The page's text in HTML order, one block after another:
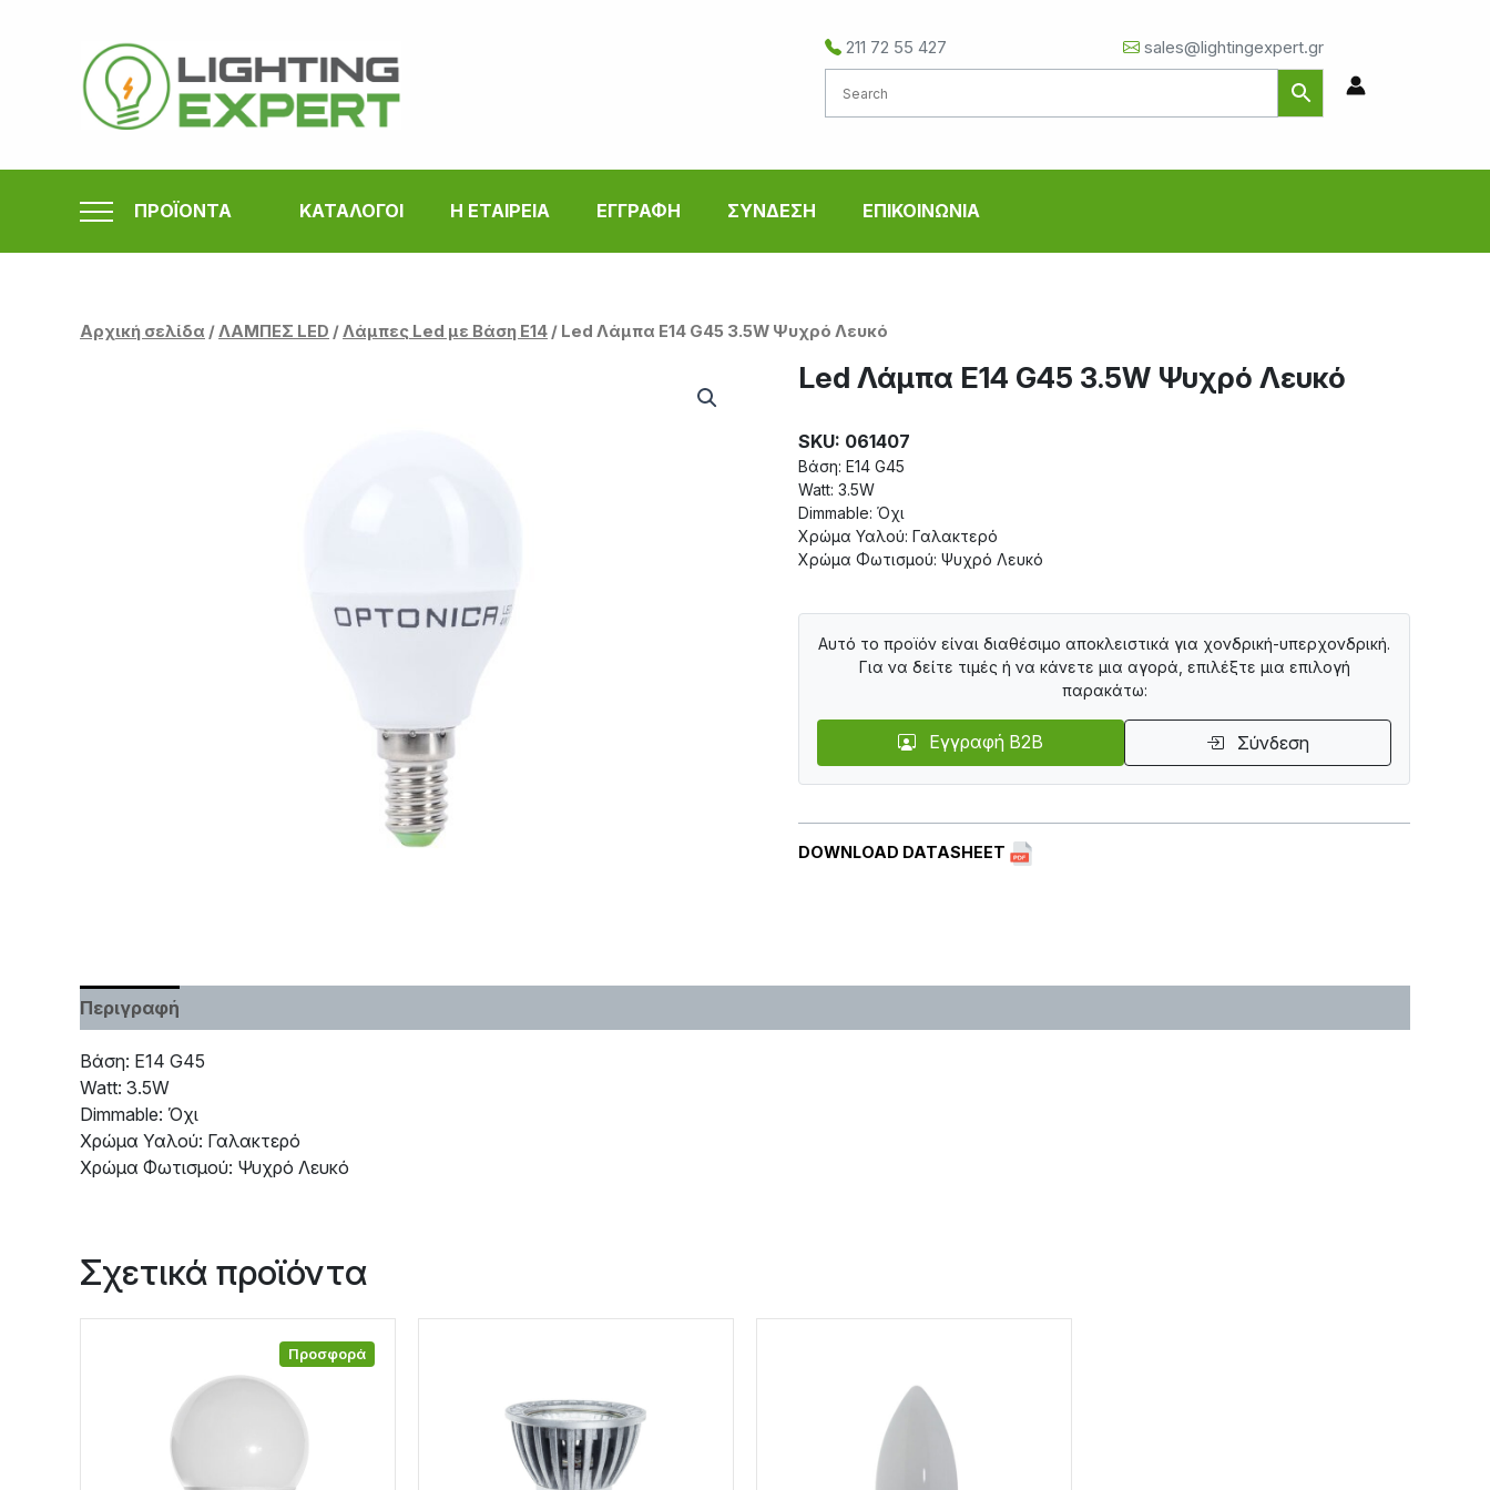
περιεχόμενο
211 72 55 427 sales@lightingexpert.gr
ΠΡΟΪΟΝΤΑ ΚΑΤΑΛΟΓΟΙ Η ΕΤΑΙΡΕΙΑ ΕΓΓΡΑΦΗ ΣΥΝΔΕΣΗ ΕΠΙΚΟΙΝΩΝΙΑ
Αρχική σελίδα /ΛΑΜΠΕΣ LED /Λάμπες Led με Βάση Ε14 / Led Λάμπα E14 G45 3.5W Ψυχρό Λευκό
Led Λάμπα E14 G45 3.5W Ψυχρό Λευκό
SKU: 061407
Βάση: E14 G45
Watt: 3.5W
Dimmable: Όχι
Χρώμα Υαλού: Γαλακτερό
Χρώμα Φωτισμού: Ψυχρό Λευκό
DOWNLOAD DATASHEET
Αυτό το προϊόν είναι διαθέσιμο αποκλειστικά για χονδρική-υπερχονδρική.
Για να δείτε τιμές ή να κάνετε μια αγορά, επιλέξτε μια επιλογή
παρακάτω:
Εγγραφή B2B Σύνδεση
Περιγραφή
Βάση: E14 G45
Watt: 3.5W
Dimmable: Όχι
Χρώμα Υαλού: Γαλακτερό
Χρώμα Φωτισμού: Ψυχρό Λευκό
Σχετικά προϊόντα
Προσφορά